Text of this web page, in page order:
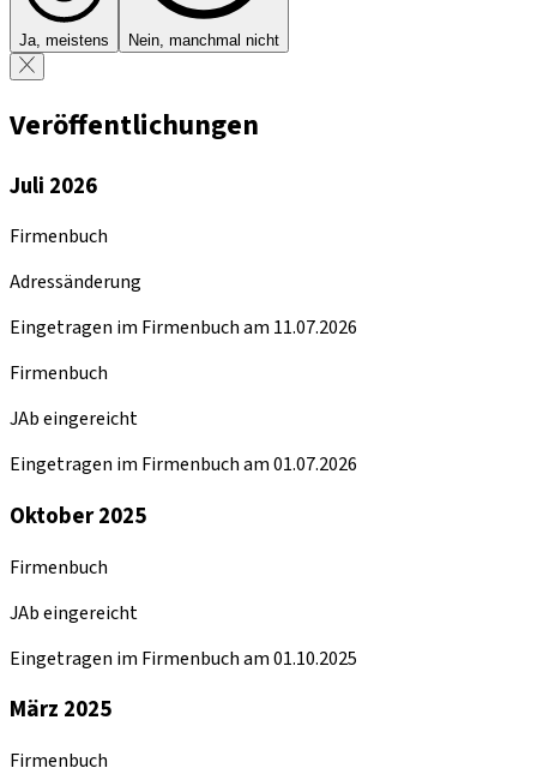
Ja, meistens Nein, manchmal nicht
Veröffentlichungen
Juli 2026
Firmenbuch
Adressänderung
Eingetragen im Firmenbuch am 11.07.2026
Firmenbuch
JAb eingereicht
Eingetragen im Firmenbuch am 01.07.2026
Oktober 2025
Firmenbuch
JAb eingereicht
Eingetragen im Firmenbuch am 01.10.2025
März 2025
Firmenbuch